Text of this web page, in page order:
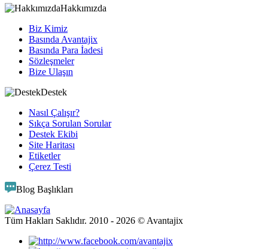
Hakkımızda
Biz Kimiz
Basında Avantajix
Basında Para İadesi
Sözleşmeler
Bize Ulaşın
Destek
Nasıl Çalışır?
Sıkça Sorulan Sorular
Destek Ekibi
Site Haritası
Etiketler
Çerez Testi
Blog Başlıkları
Tüm Hakları Saklıdır. 2010 - 2026 © Avantajix